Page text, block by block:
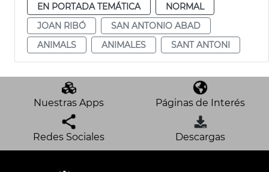
EN PORTADA TEMÁTICA
NORMAL
JOAN RIBÓ
SAN ANTONIO ABAD
ANIMALS
ANIMALES SANT ANTONI
Nuestras Apps Páginas de Interés
Redes Sociales Descargas